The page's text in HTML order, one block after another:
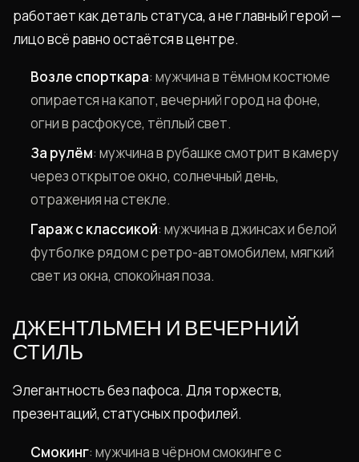
работает как деталь статуса, а не главный герой —
лицо всё равно остаётся в центре.
Возле спорткара: мужчина в тёмном костюме
опирается на капот, вечерний город на фоне,
огни в расфокусе, тёплый свет.
За рулём: мужчина в рубашке смотрит в камеру
через открытое окно, солнечный день,
отражения на стекле.
Гараж с классикой: мужчина в джинсах и белой
футболке рядом с ретро-автомобилем, мягкий
свет из окна, спокойная поза.
ДЖЕНТЛЬМЕН И ВЕЧЕРНИЙ
СТИЛЬ
Элегантность без пафоса. Для торжеств,
презентаций, статусных профилей.
Смокинг: мужчина в чёрном смокинге с